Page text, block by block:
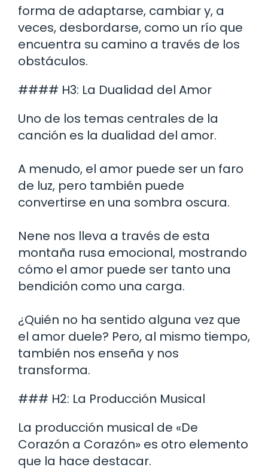
forma de adaptarse, cambiar y, a
veces, desbordarse, como un río que
encuentra su camino a través de los
obstáculos.
#### H3: La Dualidad del Amor
Uno de los temas centrales de la
canción es la dualidad del amor.
A menudo, el amor puede ser un faro
de luz, pero también puede
convertirse en una sombra oscura.
Nene nos lleva a través de esta
montaña rusa emocional, mostrando
cómo el amor puede ser tanto una
bendición como una carga.
¿Quién no ha sentido alguna vez que
el amor duele? Pero, al mismo tiempo,
también nos enseña y nos
transforma.
### H2: La Producción Musical
La producción musical de «De
Corazón a Corazón» es otro elemento
que la hace destacar.